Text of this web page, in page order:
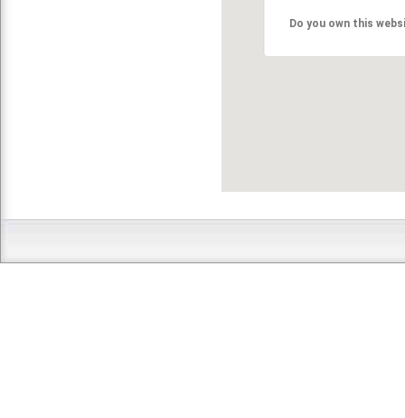
Do you own this